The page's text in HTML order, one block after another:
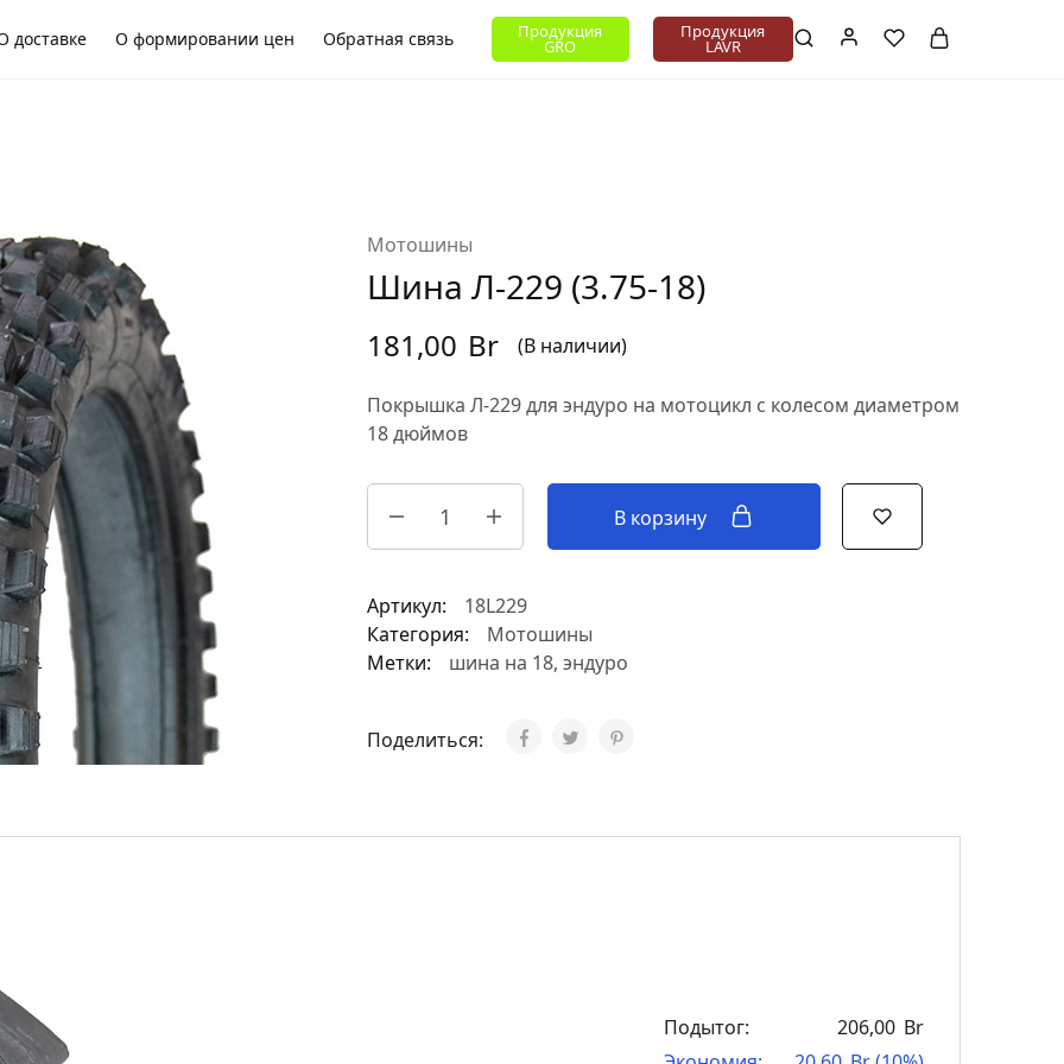
ПО ТЛФ: +375 (XX) XXX-XX-XX
доставке О формировании цен Обратная связь Продукция
GRO
Продукция
LAVR
Мотошины
Шина Л-229 (3.75-18)
181,00 Br (В наличии)
Покрышка Л-229 для эндуро на мотоцикл с колесом диаметром
18 дюймов
В корзину
l
t
e
a
v
Артикул:
18L229
Категория:
Мотошины
Метки:
шина на 18, эндуро
Поделиться:
Подытог: 206,00 Br